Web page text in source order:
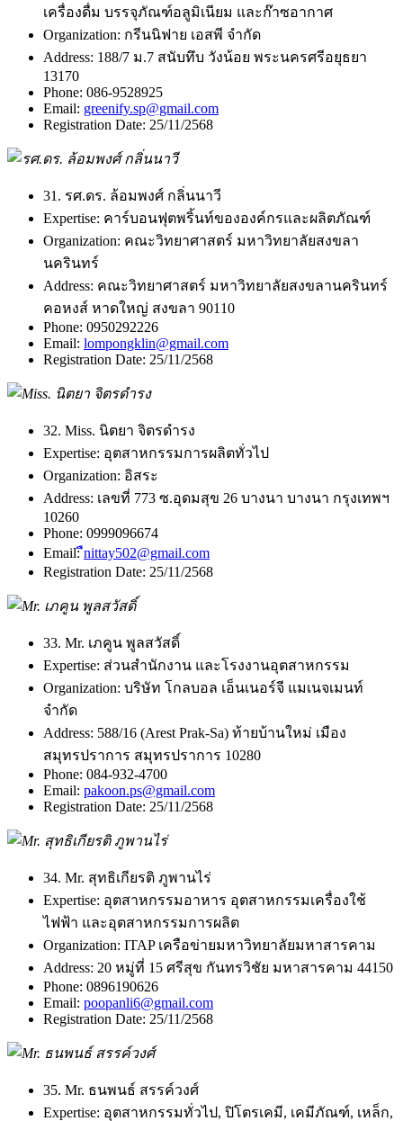
เครื่องดื่ม บรรจุภัณฑ์อลูมิเนียม และก๊าซอากาศ
Organization: กรีนนิฟาย เอสพี จำกัด
Address: 188/7 ม.7 สนับทึบ วังน้อย พระนครศรีอยุธยา
13170
Phone: 086-9528925
Email: greenify.sp@gmail.com
Registration Date: 25/11/2568
31. รศ.ดร. ล้อมพงศ์ กลิ่นนาวี
Expertise: คาร์บอนฟุตพริ้นท์ขององค์กรและผลิตภัณฑ์
Organization: คณะวิทยาศาสตร์ มหาวิทยาลัยสงขลา
นครินทร์
Address: คณะวิทยาศาสตร์ มหาวิทยาลัยสงขลานครินทร์
คอหงส์ หาดใหญ่ สงขลา 90110
Phone: 0950292226
Email: lompongklin@gmail.com
Registration Date: 25/11/2568
32. Miss. นิตยา จิตรดำรง
Expertise: อุตสาหกรรมการผลิตทั่วไป
Organization: อิสระ
Address: เลขที่ 773 ซ.อุดมสุข 26 บางนา บางนา กรุงเทพฯ
10260
Phone: 0999096674
Email: ืnittay502@gmail.com
Registration Date: 25/11/2568
33. Mr. เภคูน พูลสวัสดิ์
Expertise: ส่วนสำนักงาน และโรงงานอุตสาหกรรม
Organization: บริษัท โกลบอล เอ็นเนอร์จี แมเนจเมนท์
จำกัด
Address: 588/16 (Arest Prak-Sa) ท้ายบ้านใหม่ เมือง
สมุทรปราการ สมุทรปราการ 10280
Phone: 084-932-4700
Email: pakoon.ps@gmail.com
Registration Date: 25/11/2568
34. Mr. สุทธิเกียรติ ภูพานไร่
Expertise: อุตสาหกรรมอาหาร อุตสาหกรรมเครื่องใช้
ไฟฟ้า และอุตสาหกรรมการผลิต
Organization: ITAP เครือข่ายมหาวิทยาลัยมหาสารคาม
Address: 20 หมู่ที่ 15 ศรีสุข กันทรวิชัย มหาสารคาม 44150
Phone: 0896190626
Email: poopanli6@gmail.com
Registration Date: 25/11/2568
35. Mr. ธนพนธ์ สรรค์วงศ์
Expertise: อุตสาหกรรมทั่วไป, ปิโตรเคมี, เคมีภัณฑ์, เหล็ก,